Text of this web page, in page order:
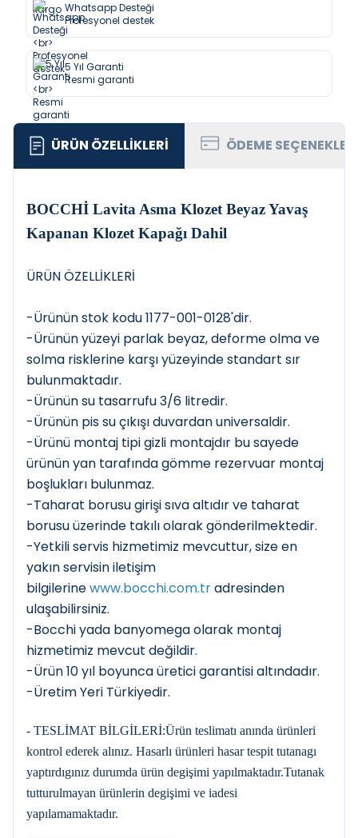
Whatsapp Desteği
Profesyonel destek
5 Yıl Garanti
Resmi garanti
ÜRÜN ÖZELLIKLERI ÖDEME
BOCCHİ Lavita Asma Klozet Beyaz Yavaş
Kapanan Klozet Kapağı Dahil
ÜRÜN ÖZELLİKLERİ
-Ürünün stok kodu 1177-001-0128'dir.
-Ürünün yüzeyi parlak beyaz, deforme olma ve
solma risklerine karşı yüzeyinde standart sır
bulunmaktadır.
-Ürünün su tasarrufu 3/6 litredir.
-Ürünün pis su çıkışı duvardan universaldir.
-Ürünü montaj tipi gizli montajdır bu sayede
ürünün yan tarafında gömme rezervuar montaj
boşlukları bulunmaz.
-Taharat borusu girişi sıva altıdır ve taharat
borusu üzerinde takılı olarak gönderilmektedir.
-Yetkili servis hizmetimiz mevcuttur, size en
yakın servisin iletişim
bilgilerinewww.bocchi.com.tradresinden
ulaşabilirsiniz.
-Bocchi yada banyomega olarak montaj
hizmetimiz mevcut değildir.
-Ürün 10 yıl boyunca üretici garantisi altındadır.
-Üretim Yeri Türkiyedir.
- TESLİMAT BİLGİLERİ:Ürün teslimatı anında ürünleri
kontrol ederek alınız. Hasarlı ürünleri hasar tespit tutanagı
yaptırdıgınız durumda ürün degişimi yapılmaktadır.Tutanak
tutturulmayan ürünlerin degişimi ve iadesi
yapılamamaktadır.